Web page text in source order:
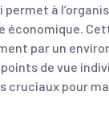
à
économique.
par un
de vue
cruciaux pour